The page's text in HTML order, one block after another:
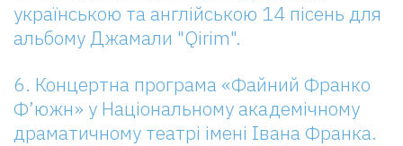
українською та англійською 14 пісень для
альбому Джамали "Qirim".
6. Концертна програма «Файний Франко
Ф’южн» у Національному академічному
драматичному театрі імені Івана Франка.